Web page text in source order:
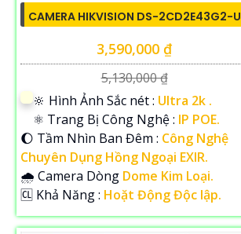
CAMERA HIKVISION DS-2CD2E43G2-U
3,590,000 ₫
5,130,000 ₫
🔆 Hình Ảnh Sắc nét : Ultra 2k .
⚛️ Trang Bị Công Nghệ : IP POE.
🌔 Tầm Nhìn Ban Đêm : Công Nghệ
Chuyên Dụng Hồng Ngoại EXIR.
🌧️ Camera Dòng Dome Kim Loại.
️🆑 Khả Năng : Hoặt Động Độc lập.